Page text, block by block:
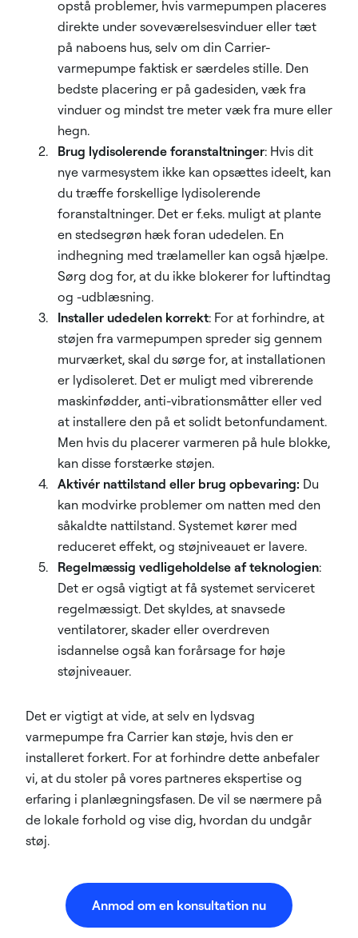
opstå problemer, hvis varmepumpen placeres
direkte under soveværelsesvinduer eller tæt
på naboens hus, selv om din Carrier-
varmepumpe faktisk er særdeles stille. Den
bedste placering er på gadesiden, væk fra
vinduer og mindst tre meter væk fra mure eller
hegn.
Brug lydisolerende foranstaltninger: Hvis dit
nye varmesystem ikke kan opsættes ideelt, kan
du træffe forskellige lydisolerende
foranstaltninger. Det er f.eks. muligt at plante
en stedsegrøn hæk foran udedelen. En
indhegning med trælameller kan også hjælpe.
Sørg dog for, at du ikke blokerer for luftindtag
og -udblæsning.
Installer udedelen korrekt: For at forhindre, at
støjen fra varmepumpen spreder sig gennem
murværket, skal du sørge for, at installationen
er lydisoleret. Det er muligt med vibrerende
maskinfødder, anti-vibrationsmåtter eller ved
at installere den på et solidt betonfundament.
Men hvis du placerer varmeren på hule blokke,
kan disse forstærke støjen.
Aktivér nattilstand eller brug opbevaring: Du
kan modvirke problemer om natten med den
såkaldte nattilstand. Systemet kører med
reduceret effekt, og støjniveauet er lavere.
Regelmæssig vedligeholdelse af teknologien:
Det er også vigtigt at få systemet serviceret
regelmæssigt. Det skyldes, at snavsede
ventilatorer, skader eller overdreven
isdannelse også kan forårsage for høje
støjniveauer.
Det er vigtigt at vide, at selv en lydsvag
varmepumpe fra Carrier kan støje, hvis den er
installeret forkert. For at forhindre dette anbefaler
vi, at du stoler på vores partneres ekspertise og
erfaring i planlægningsfasen. De vil se nærmere på
de lokale forhold og vise dig, hvordan du undgår
støj.
Anmod om en konsultation nu